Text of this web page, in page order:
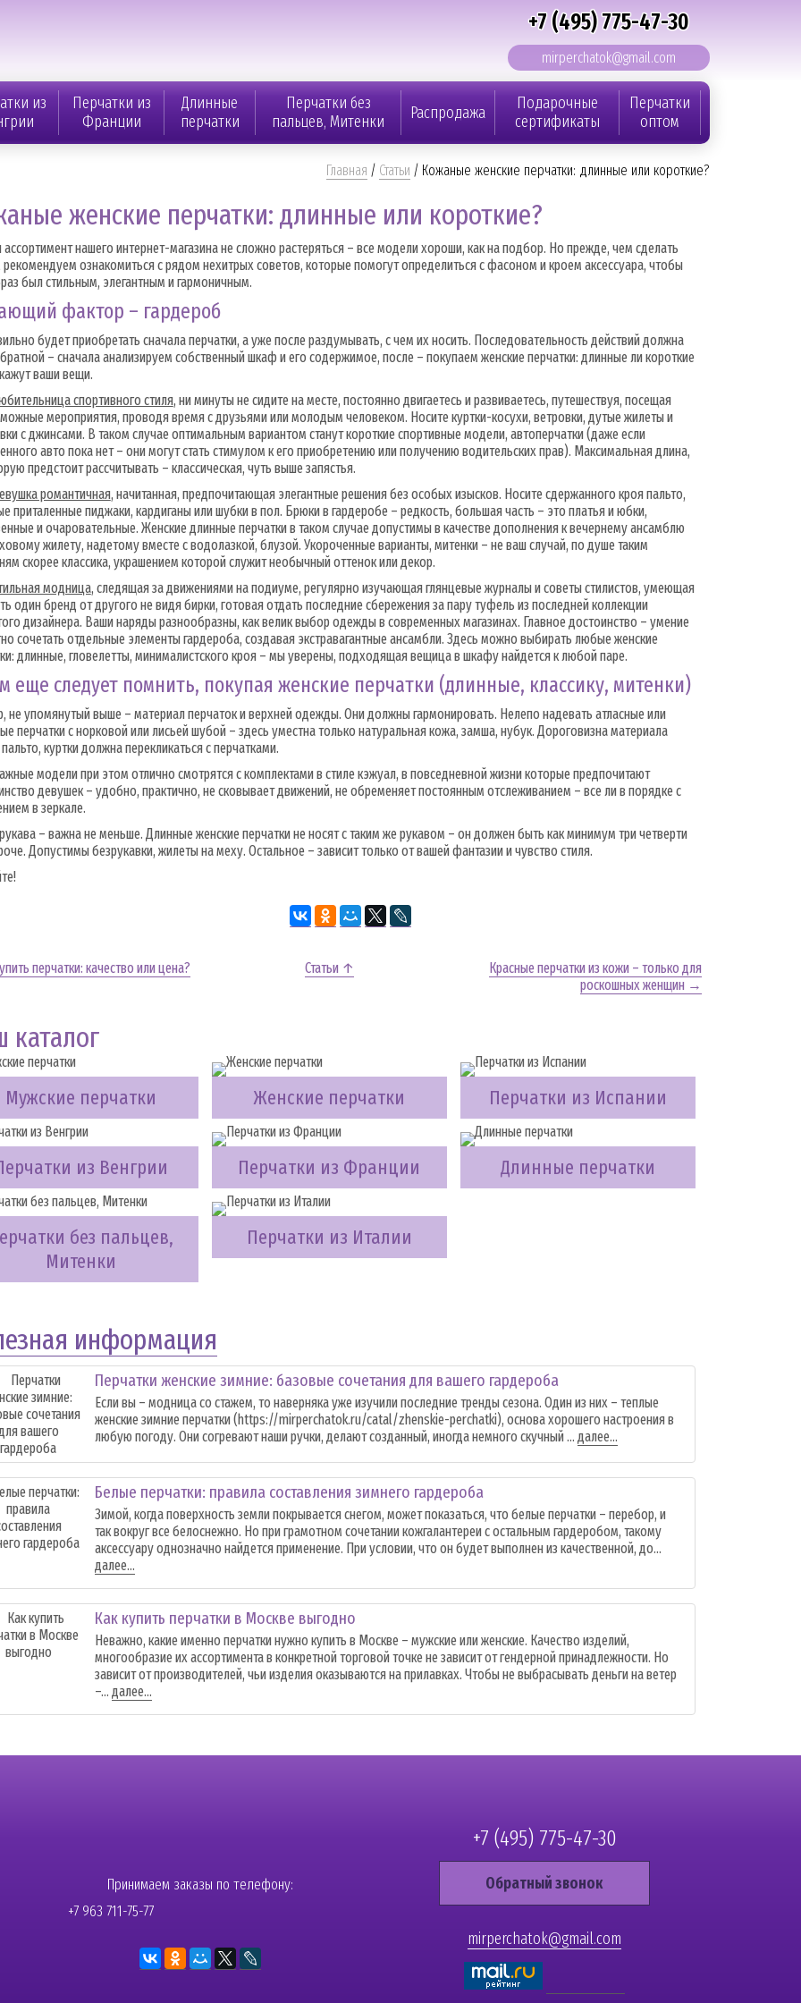
+7 (495) 775-47-30
mirperchatok@gmail.com
из
Перчатки из
Франции
Длинные
перчатки
Перчатки без
пальцев, Митенки
Распродажа
Подарочные
сертификаты
Перчатки
оптом
Главная / Статьи / Кожаные женские перчатки: длинные или короткие?
женские перчатки: длинные или короткие?
ассортимент нашего интернет-магазина не сложно растеряться – все модели хороши, как на подбор. Но прежде, чем сделать
ознакомиться с рядом нехитрых советов, которые помогут определиться с фасоном и кроем аксессуара, чтобы
был стильным, элегантным и гармоничным.
фактор – гардероб
будет приобретать сначала перчатки, а уже после раздумывать, с чем их носить. Последовательность действий должна
– сначала анализируем собственный шкаф и его содержимое, после – покупаем женские перчатки: длинные ли короткие
ваши вещи.
спортивного стиля, ни минуты не сидите на месте, постоянно двигаетесь и развиваетесь, путешествуя, посещая
мероприятия, проводя время с друзьями или молодым человеком. Носите куртки-косухи, ветровки, дутые жилеты и
с джинсами. В таком случае оптимальным вариантом станут короткие спортивные модели, автоперчатки (даже если
авто пока нет – они могут стать стимулом к его приобретению или получению водительских прав). Максимальная длина,
предстоит рассчитывать – классическая, чуть выше запястья.
романтичная, начитанная, предпочитающая элегантные решения без особых изысков. Носите сдержанного кроя пальто,
приталенные пиджаки, кардиганы или шубки в пол. Брюки в гардеробе – редкость, большая часть – это платья и юбки,
и очаровательные. Женские длинные перчатки в таком случае допустимы в качестве дополнения к вечернему ансамблю
жилету, надетому вместе с водолазкой, блузой. Укороченные варианты, митенки – не ваш случай, по душе таким
скорее классика, украшением которой служит необычный оттенок или декор.
модница, следящая за движениями на подиуме, регулярно изучающая глянцевые журналы и советы стилистов, умеющая
один бренд от другого не видя бирки, готовая отдать последние сбережения за пару туфель из последней коллекции
дизайнера. Ваши наряды разнообразны, как велик выбор одежды в современных магазинах. Главное достоинство – умение
сочетать отдельные элементы гардероба, создавая экстравагантные ансамбли. Здесь можно выбирать любые женские
длинные, гловелетты, минималистского кроя – мы уверены, подходящая вещица в шкафу найдется к любой паре.
еще следует помнить, покупая женские перчатки (длинные, классику, митенки)
не упомянутый выше – материал перчаток и верхней одежды. Они должны гармонировать. Нелепо надевать атласные или
перчатки с норковой или лисьей шубой – здесь уместна только натуральная кожа, замша, нубук. Дороговизна материала
куртки должна перекликаться с перчатками.
модели при этом отлично смотрятся с комплектами в стиле кэжуал, в повседневной жизни которые предпочитают
девушек – удобно, практично, не сковывает движений, не обременяет постоянным отслеживанием – все ли в порядке с
в зеркале.
– важна не меньше. Длинные женские перчатки не носят с таким же рукавом – он должен быть как минимум три четверти
Допустимы безрукавки, жилеты на меху. Остальное – зависит только от вашей фантазии и чувство стиля.
перчатки: качество или цена? Статьи ↑
Красные перчатки из кожи – только для
роскошных женщин →
каталог
Мужские перчатки Женские перчатки Перчатки из Испании
из Венгрии Перчатки из Франции Длинные перчатки
без пальцев,
Митенки
Перчатки из Италии
информация
Перчатки женские зимние: базовые сочетания для вашего гардероба
Если вы – модница со стажем, то наверняка уже изучили последние тренды сезона. Один из них – теплые
женские зимние перчатки (https://mirperchatok.ru/catal/zhenskie-perchatki), основа хорошего настроения в
любую погоду. Они согревают наши ручки, делают созданный, иногда немного скучный ...далее...
Белые перчатки: правила составления зимнего гардероба
Зимой, когда поверхность земли покрывается снегом, может показаться, что белые перчатки – перебор, и
так вокруг все белоснежно. Но при грамотном сочетании кожгалантереи с остальным гардеробом, такому
аксессуару однозначно найдется применение. При условии, что он будет выполнен из качественной, до...
далее...
Как купить перчатки в Москве выгодно
Неважно, какие именно перчатки нужно купить в Москве – мужские или женские. Качество изделий,
многообразие их ассортимента в конкретной торговой точке не зависит от гендерной принадлежности. Но
зависит от производителей, чьи изделия оказываются на прилавках. Чтобы не выбрасывать деньги на ветер
–...далее...
Принимаем заказы по телефону:
+7 963 711-75-77
+7 (495) 775-47-30
Обратный звонок
mirperchatok@gmail.com